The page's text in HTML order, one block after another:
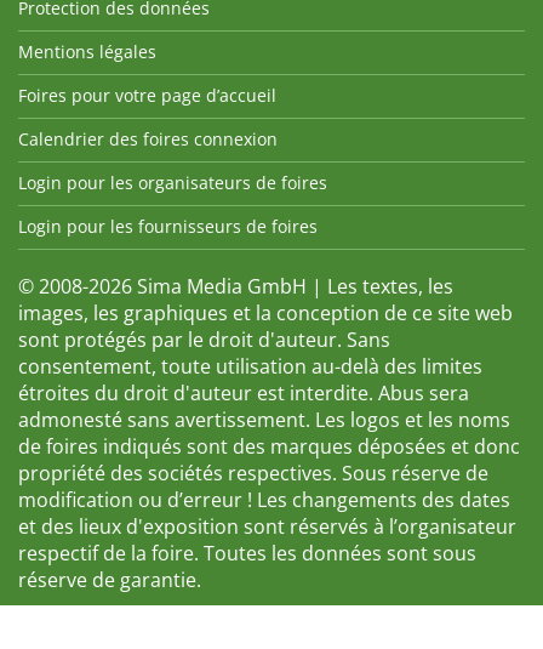
Protection des données
Mentions légales
Foires pour votre page d’accueil
Calendrier des foires connexion
Login pour les organisateurs de foires
Login pour les fournisseurs de foires
© 2008-2026 Sima Media GmbH | Les textes, les
images, les graphiques et la conception de ce site web
sont protégés par le droit d'auteur. Sans
consentement, toute utilisation au-delà des limites
étroites du droit d'auteur est interdite. Abus sera
admonesté sans avertissement. Les logos et les noms
de foires indiqués sont des marques déposées et donc
propriété des sociétés respectives. Sous réserve de
modification ou d’erreur ! Les changements des dates
et des lieux d'exposition sont réservés à l’organisateur
respectif de la foire. Toutes les données sont sous
réserve de garantie.